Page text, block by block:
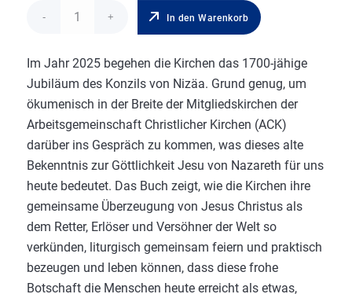
In den Warenkorb
Im Jahr 2025 begehen die Kirchen das 1700-jähige
Jubiläum des Konzils von Nizäa. Grund genug, um
ökumenisch in der Breite der Mitgliedskirchen der
Arbeitsgemeinschaft Christlicher Kirchen (ACK)
darüber ins Gespräch zu kommen, was dieses alte
Bekenntnis zur Göttlichkeit Jesu von Nazareth für uns
heute bedeutet. Das Buch zeigt, wie die Kirchen ihre
gemeinsame Überzeugung von Jesus Christus als
dem Retter, Erlöser und Versöhner der Welt so
verkünden, liturgisch gemeinsam feiern und praktisch
bezeugen und leben können, dass diese frohe
Botschaft die Menschen heute erreicht als etwas,